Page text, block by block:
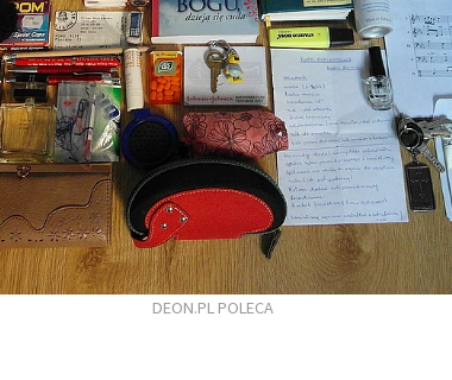
DEON.PL POLECA